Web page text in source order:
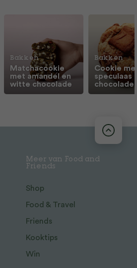
Bakken
Matchacookie
met amandel en
witte chocolade
Bakken
Cookie
speculaas
chocolade
Meer van Food and
Friends
Shop
Food & Travel
Friends
Kooktips
Win